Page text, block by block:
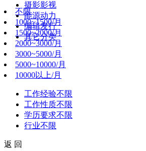
摄影影视
能源动力
编辑发行
其它分类
不限
1000~1500/月
1500~2000/月
2000~3000/月
3000~5000/月
5000~10000/月
10000以上/月
工作经验不限
工作性质不限
学历要求不限
行业不限
返 回